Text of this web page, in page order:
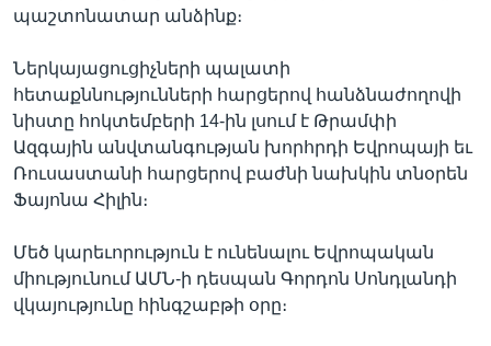
պաշտոնատար անձինք։
Ներկայացուցիչների պալատի
հետաքննությունների հարցերով հանձնաժողովի
նիստը հոկտեմբերի 14-ին լսում է Թրամփի
Ազգային անվտանգության խորհրդի Եվրոպայի եւ
Ռուսաստանի հարցերով բաժնի նախկին տնօրեն
Ֆայոնա Հիլին։
Մեծ կարեւորություն է ունենալու Եվրոպական
միությունում ԱՄՆ-ի դեսպան Գորդոն Սոնդլանդի
վկայությունը հինգշաբթի օրը։